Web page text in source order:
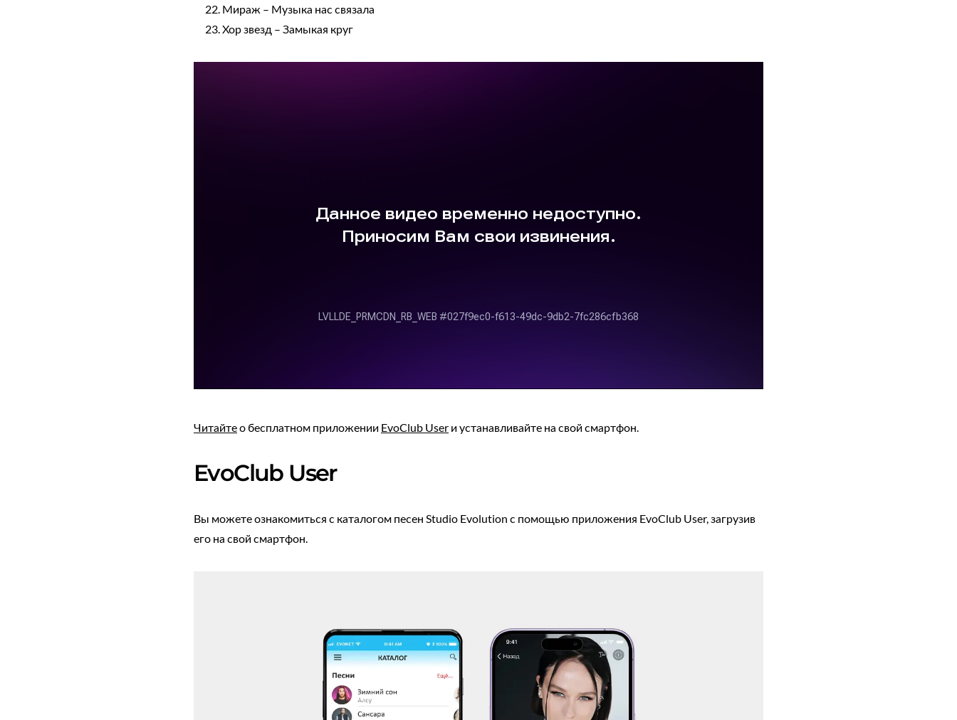
Мираж – Музыка нас связала
Хор звезд – Замыкая круг
Читайтео бесплатном приложении EvoClub User и устанавливайте на свой смартфон.
EvoClub User
Вы можете ознакомиться с каталогом песен Studio Evolution с помощью приложения EvoClub User, загрузив
его на свой смартфон.